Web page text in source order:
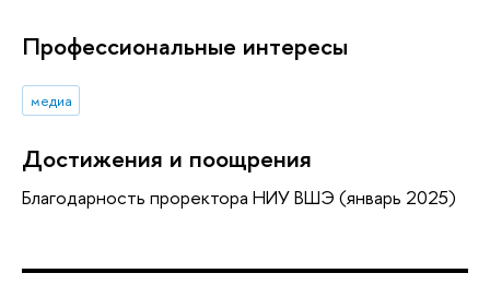
Профессиональные интересы
медиа
Достижения и поощрения
Благодарность проректора НИУ ВШЭ (январь 2025)